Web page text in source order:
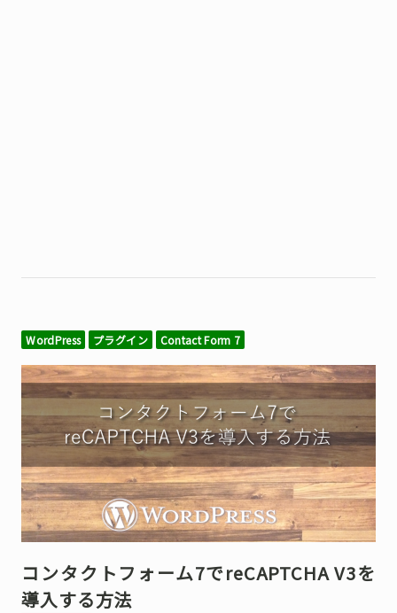
WordPress プラグイン Contact Form 7
コンタクトフォーム7でreCAPTCHA V3を
導入する方法